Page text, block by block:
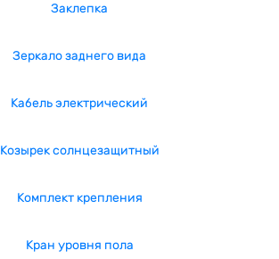
Заклепка
Зеркало заднего вида
Кабель электрический
Козырек солнцезащитный
Комплект крепления
Кран уровня пола